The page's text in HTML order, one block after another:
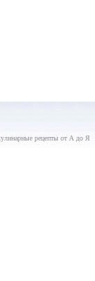
рецепты от А до Я